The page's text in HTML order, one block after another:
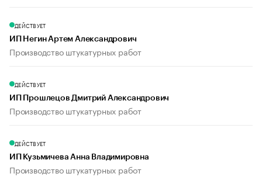
ДЕЙСТВУЕТ
ИП Негин Артем Александрович
Производство штукатурных работ
ДЕЙСТВУЕТ
ИП Прошлецов Дмитрий Александрович
Производство штукатурных работ
ДЕЙСТВУЕТ
ИП Кузьмичева Анна Владимировна
Производство штукатурных работ